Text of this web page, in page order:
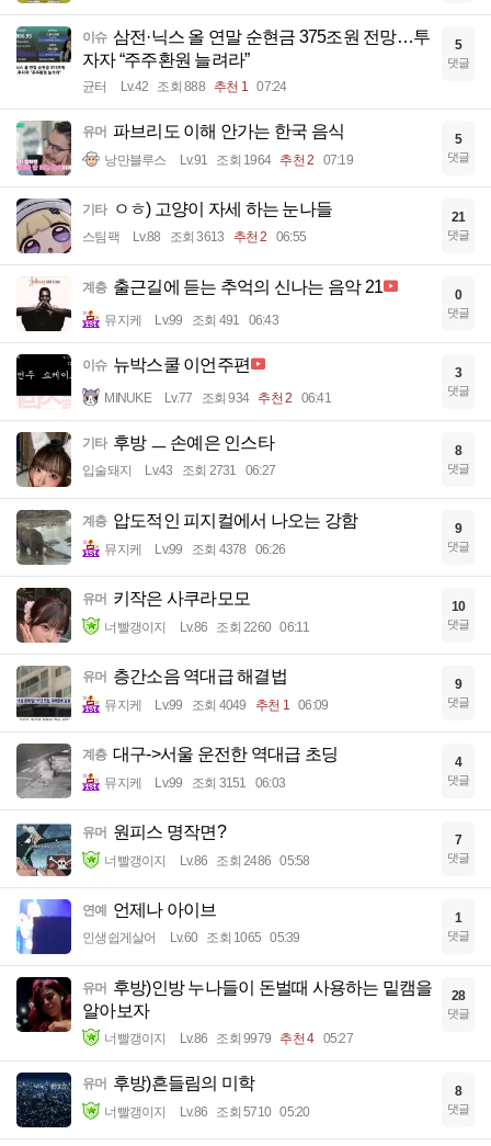
이슈 삼전·닉스 올 연말 순현금 375조원 전망…투
자자 “주주환원 늘려라”
균터 Lv.42 조회 888 추천 1 07:24
5
댓글
유머 파브리도 이해 안가는 한국 음식
낭만블루스 Lv.91 조회 1964 추천 2 07:19
5
댓글
기타 ㅇㅎ) 고양이 자세 하는 눈나들
스팀팩 Lv.88 조회 3613 추천 2 06:55
21
댓글
계층 출근길에 듣는 추억의 신나는 음악 21
뮤지케 Lv.99 조회 491 06:43
0
댓글
이슈 뉴박스쿨 이언주편
MINUKE Lv.77 조회 934 추천 2 06:41
3
댓글
기타 후방 ㅡ 손예은 인스타
입술돼지 Lv.43 조회 2731 06:27
8
댓글
계층 압도적인 피지컬에서 나오는 강함
뮤지케 Lv.99 조회 4378 06:26
9
댓글
유머 키작은 사쿠라모모
너빨갱이지 Lv.86 조회 2260 06:11
10
댓글
유머 층간소음 역대급 해결법
뮤지케 Lv.99 조회 4049 추천 1 06:09
9
댓글
계층 대구->서울 운전한 역대급 초딩
뮤지케 Lv.99 조회 3151 06:03
4
댓글
유머 원피스 명작면?
너빨갱이지 Lv.86 조회 2486 05:58
7
댓글
연예 언제나 아이브
인생쉽게살어 Lv.60 조회 1065 05:39
1
댓글
유머 후방)인방 누나들이 돈벌때 사용하는 밑캠을
알아보자
너빨갱이지 Lv.86 조회 9979 추천 4 05:27
28
댓글
유머 후방)흔들림의 미학
너빨갱이지 Lv.86 조회 5710 05:20
8
댓글